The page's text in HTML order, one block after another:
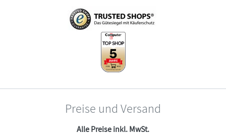
Preise und Versand
Alle Preise inkl. MwSt.